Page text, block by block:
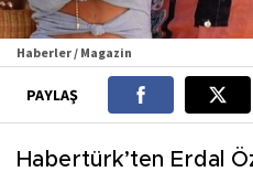
Haberler / Magazin
PAYLAŞ
Habertürk’ten Erdal